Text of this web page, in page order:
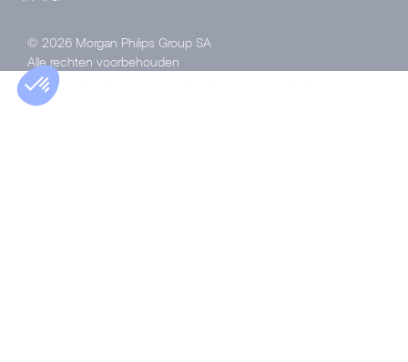
© 2026 Morgan Philips Group SA
Alle rechten voorbehouden